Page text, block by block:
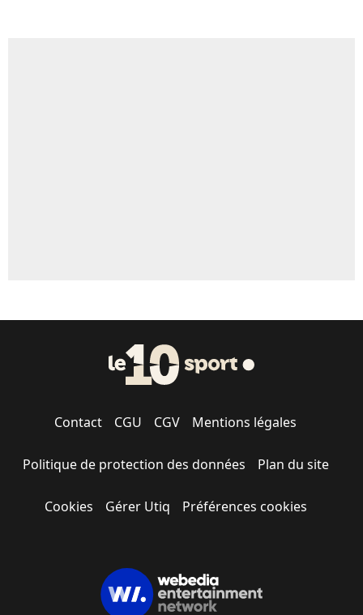
Contact CGU CGV Mentions légales
Politique de protection des données Plan du site
Cookies Gérer Utiq Préférences cookies